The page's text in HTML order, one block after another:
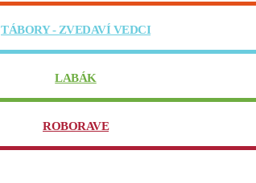
TÁBORY - ZVEDAVÍ VEDCI
LABÁK
ROBORAVE